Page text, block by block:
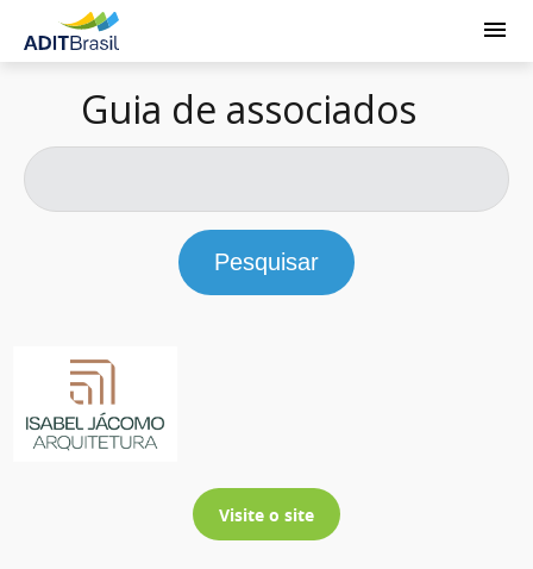
Guia de associados
Pesquisar
Visite o site